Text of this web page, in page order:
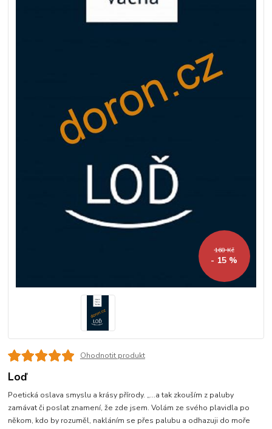
168 Kč
- 15 %
Ohodnotit produkt
Loď
Poetická oslava smyslu a krásy přírody. „...a tak zkouším z paluby
zamávat či poslat znamení, že zde jsem. Volám ze svého plavidla po
někom, kdo by rozuměl, nakláním se přes palubu a odhazuji do moře